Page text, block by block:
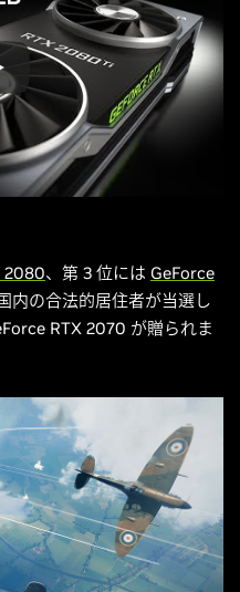
2080、第 3 位には GeForce
内の合法的居住者が当選し
RTX 2070 が贈られま